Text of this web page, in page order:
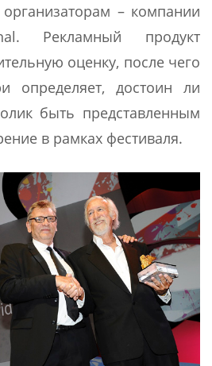
организаторам – компании
Рекламный продукт
оценку, после чего
определяет, достоин ли
быть представленным
в рамках фестиваля.